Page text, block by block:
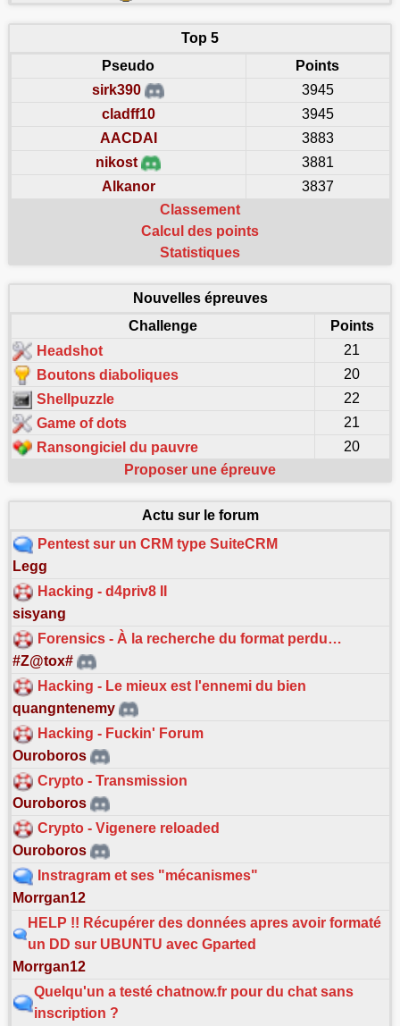
Top 5
Pseudo
Points
sirk390
3945
cladff10
3945
AACDAI
3883
nikost
3881
Alkanor
3837
Classement
Calcul des points
Statistiques
Nouvelles épreuves
Challenge
Points
Headshot
21
Boutons diaboliques
20
Shellpuzzle
22
Game of dots
21
Ransongiciel du pauvre
20
Proposer une épreuve
Actu sur le forum
Pentest sur un CRM type SuiteCRM
Legg
Hacking - d4priv8 II
sisyang
Forensics - À la recherche du format perdu…
#Z@tox#
Hacking - Le mieux est l'ennemi du bien
quangntenemy
Hacking - Fuckin' Forum
Ouroboros
Crypto - Transmission
Ouroboros
Crypto - Vigenere reloaded
Ouroboros
Instragram et ses "mécanismes"
Morrgan12
HELP !! Récupérer des données apres avoir formaté
un DD sur UBUNTU avec Gparted
Morrgan12
Quelqu'un a testé chatnow.fr pour du chat sans
inscription ?